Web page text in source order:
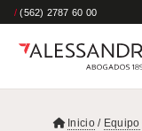
/ (562) 2787 60 00
Inicio/ Equipo